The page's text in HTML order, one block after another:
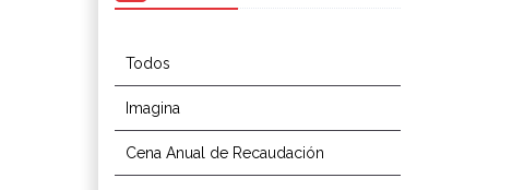
Todos
Imagina
Cena Anual de Recaudación